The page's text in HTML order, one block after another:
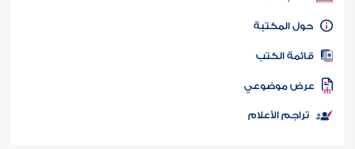
كتاب الأمة
المكتبة
الكتب
موضوعي